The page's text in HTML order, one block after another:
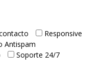
Responsive
Antispam
Soporte 24/7